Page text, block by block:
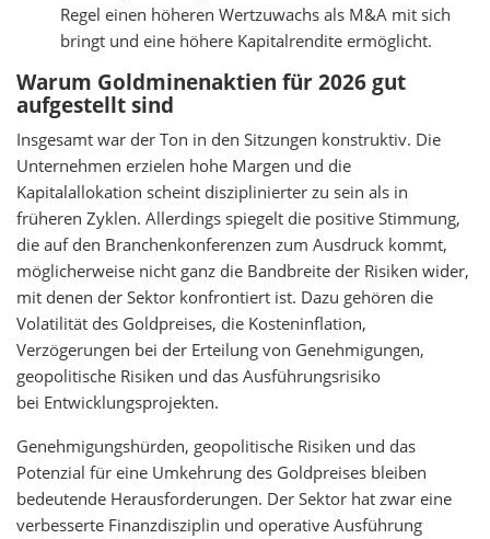
Regel einen höheren Wertzuwachs als M&A mit sich
bringt und eine höhere Kapitalrendite ermöglicht.
Warum Goldminenaktien für 2026 gut
aufgestellt sind
Insgesamt war der Ton in den Sitzungen konstruktiv. Die
Unternehmen erzielen hohe Margen und die
Kapitalallokation scheint disziplinierter zu sein als in
früheren Zyklen. Allerdings spiegelt die positive Stimmung,
die auf den Branchenkonferenzen zum Ausdruck kommt,
möglicherweise nicht ganz die Bandbreite der Risiken wider,
mit denen der Sektor konfrontiert ist. Dazu gehören die
Volatilität des Goldpreises, die Kosteninflation,
Verzögerungen bei der Erteilung von Genehmigungen,
geopolitische Risiken und das Ausführungsrisiko
bei Entwicklungsprojekten.
Genehmigungshürden, geopolitische Risiken und das
Potenzial für eine Umkehrung des Goldpreises bleiben
bedeutende Herausforderungen. Der Sektor hat zwar eine
verbesserte Finanzdisziplin und operative Ausführung